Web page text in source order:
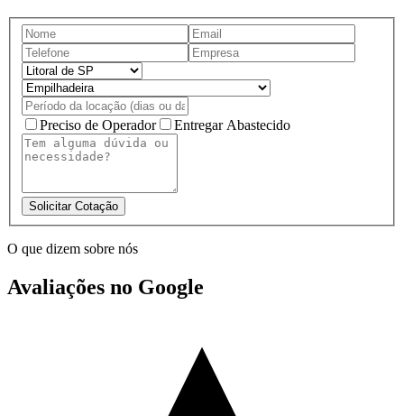
Preciso de Operador Entregar Abastecido
Solicitar Cotação
O que dizem sobre nós
Avaliações no Google